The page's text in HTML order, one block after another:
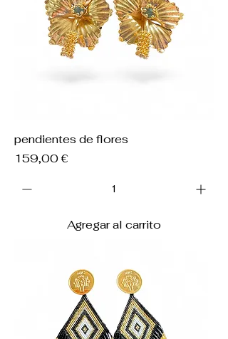
pendientes de flores
Precio
159,00 €
Agregar al carrito